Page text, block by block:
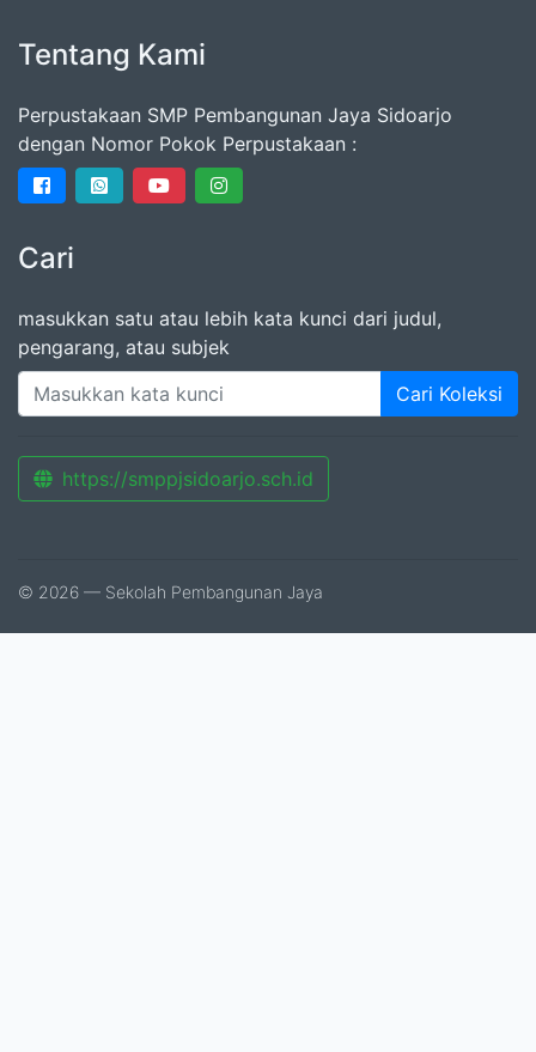
Tentang Kami
Perpustakaan SMP Pembangunan Jaya Sidoarjo
dengan Nomor Pokok Perpustakaan :
Cari
masukkan satu atau lebih kata kunci dari judul,
pengarang, atau subjek
Cari Koleksi
https://smppjsidoarjo.sch.id
© 2026 — Sekolah Pembangunan Jaya